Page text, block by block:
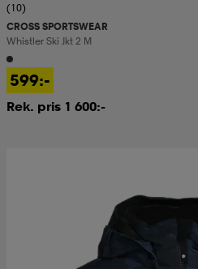
(10)
CROSS SPORTSWEAR
Whistler Ski Jkt 2 M
599:-
Rek. pris 1 600:-